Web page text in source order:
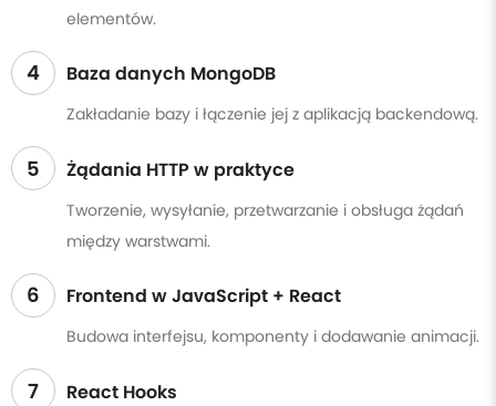
elementów.
4 Baza danych MongoDB
Zakładanie bazy i łączenie jej z aplikacją backendową.
5 Żądania HTTP w praktyce
Tworzenie, wysyłanie, przetwarzanie i obsługa żądań
między warstwami.
6 Frontend w JavaScript + React
Budowa interfejsu, komponenty i dodawanie animacji.
7 React Hooks